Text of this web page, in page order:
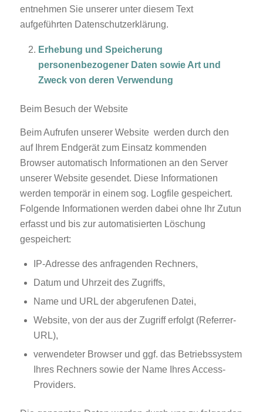
entnehmen Sie unserer unter diesem Text
aufgeführten Datenschutzerklärung.
Erhebung und Speicherung
personenbezogener Daten sowie Art und
Zweck von deren Verwendung
Beim Besuch der Website
Beim Aufrufen unserer Website werden durch den
auf Ihrem Endgerät zum Einsatz kommenden
Browser automatisch Informationen an den Server
unserer Website gesendet. Diese Informationen
werden temporär in einem sog. Logfile gespeichert.
Folgende Informationen werden dabei ohne Ihr Zutun
erfasst und bis zur automatisierten Löschung
gespeichert:
IP-Adresse des anfragenden Rechners,
Datum und Uhrzeit des Zugriffs,
Name und URL der abgerufenen Datei,
Website, von der aus der Zugriff erfolgt (Referrer-
URL),
verwendeter Browser und ggf. das Betriebssystem
Ihres Rechners sowie der Name Ihres Access-
Providers.